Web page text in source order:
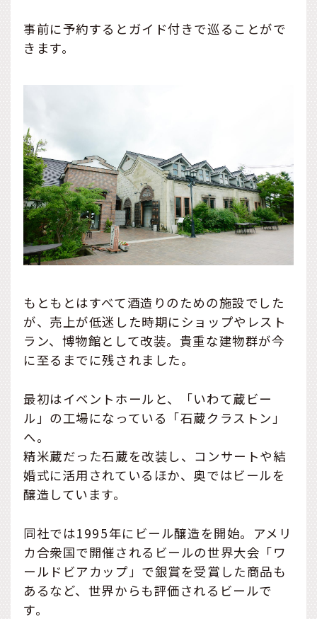
事前に予約するとガイド付きで巡ることがで
きます。
もともとはすべて酒造りのための施設でした
が、売上が低迷した時期にショップやレスト
ラン、博物館として改装。貴重な建物群が今
に至るまでに残されました。
最初はイベントホールと、「いわて蔵ビー
ル」の工場になっている「石蔵クラストン」
へ。
精米蔵だった石蔵を改装し、コンサートや結
婚式に活用されているほか、奥ではビールを
醸造しています。
同社では1995年にビール醸造を開始。アメリ
カ合衆国で開催されるビールの世界大会「ワ
ールドビアカップ」で銀賞を受賞した商品も
あるなど、世界からも評価されるビールで
す。